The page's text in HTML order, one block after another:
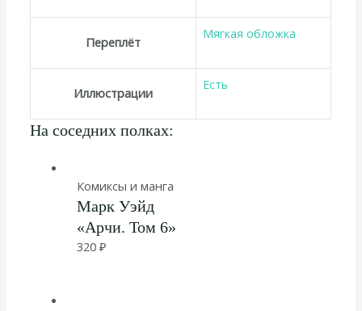
Переплёт
Мягкая обложка
Иллюстрации
Есть
На соседних полках:
Комиксы и манга
Марк Уэйд
«Арчи. Том 6»
320₽